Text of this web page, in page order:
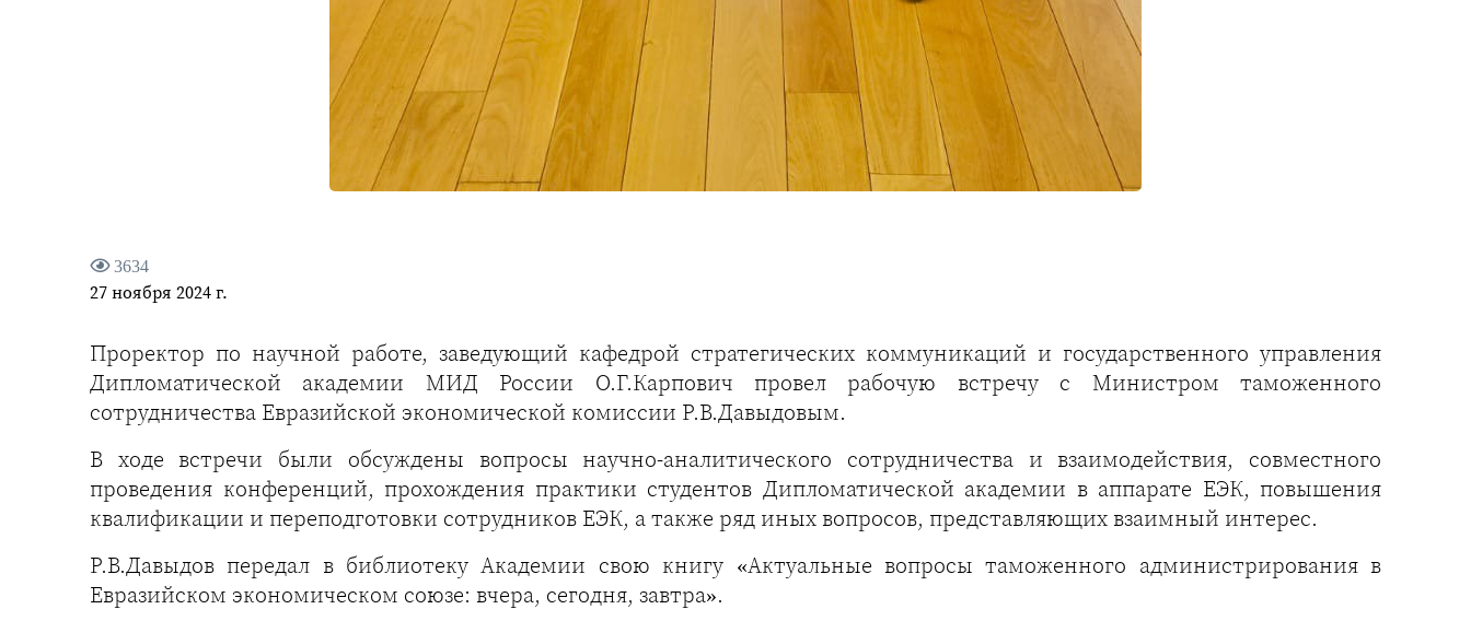
3634
27 ноября 2024 г.
Проректор по научной работе, заведующий кафедрой стратегических коммуникаций и государственного управления
Дипломатической академии МИД России О.Г.Карпович провел рабочую встречу с Министром таможенного
сотрудничества Евразийской экономической комиссии Р.В.Давыдовым.
В ходе встречи были обсуждены вопросы научно-аналитического сотрудничества и взаимодействия, совместного
проведения конференций, прохождения практики студентов Дипломатической академии в аппарате ЕЭК, повышения
квалификации и переподготовки сотрудников ЕЭК, а также ряд иных вопросов, представляющих взаимный интерес.
Р.В.Давыдов передал в библиотеку Академии свою книгу «Актуальные вопросы таможенного администрирования в
Евразийском экономическом союзе: вчера, сегодня, завтра».